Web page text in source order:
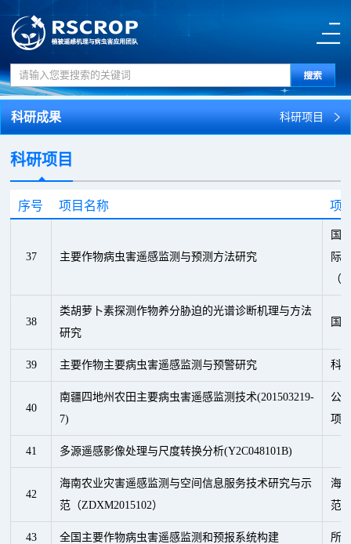
科研成果 科研项目
科研项目
序号 项目名称 项
37 主要作物病虫害遥感监测与预测方法研究
国
际(
（
38
类胡萝卜素探测作物养分胁迫的光谱诊断机理与方法
研究
国
39 主要作物主要病虫害遥感监测与预警研究 科
40
南疆四地州农田主要病虫害遥感监测技术(201503219-
7)
公
项
41 多源遥感影像处理与尺度转换分析(Y2C048101B)
42
海南农业灾害遥感监测与空间信息服务技术研究与示
范（ZDXM2015102）
海
范
43 全国主要作物病虫害遥感监测和预报系统构建 所